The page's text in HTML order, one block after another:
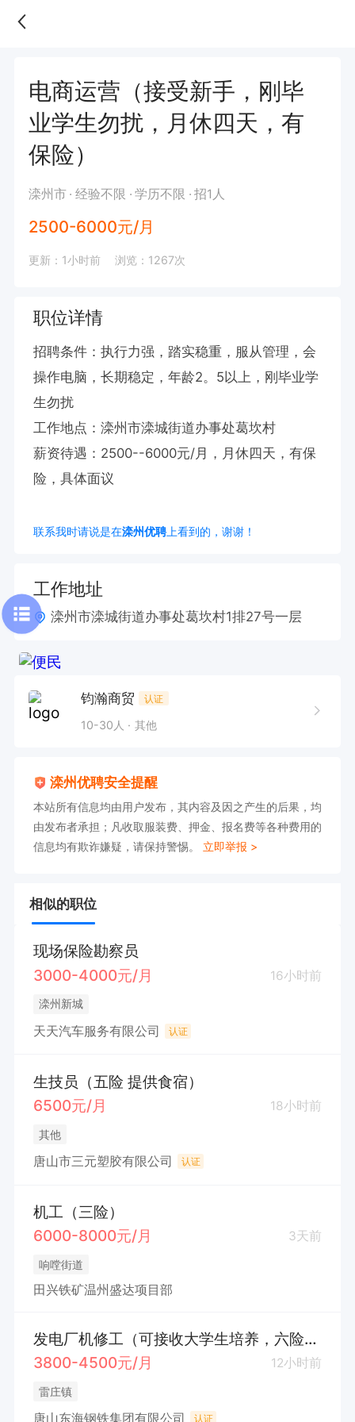
电商运营（接受新手，刚毕
业学生勿扰，月休四天，有
保险）
滦州市 经验不限 学历不限 招1人
2500-6000元/月
更新：1小时前 浏览：1267次
职位详情
招聘条件：执行力强，踏实稳重，服从管理，会
操作电脑，长期稳定，年龄2。5以上，刚毕业学
生勿扰
工作地点：滦州市滦城街道办事处葛坎村
薪资待遇：2500--6000元/月，月休四天，有保
险，具体面议
联系我时请说是在滦州优聘上看到的，谢谢！
工作地址
滦州市滦城街道办事处葛坎村1排27号一层
钧瀚商贸 认证
10-30人 其他
滦州优聘安全提醒
本站所有信息均由用户发布，其内容及因之产生的后果，均
由发布者承担；凡收取服装费、押金、报名费等各种费用的
信息均有欺诈嫌疑，请保持警惕。 立即举报 >
相似的职位
现场保险勘察员
3000-4000元/月
16小时前
滦州新城
天天汽车服务有限公司 认证
生技员（五险 提供食宿）
6500元/月
18小时前
其他
唐山市三元塑胶有限公司 认证
机工（三险）
6000-8000元/月
3天前
响嘡街道
田兴铁矿温州盛达项目部
发电厂机修工（可接收大学生培养，六险一金）
3800-4500元/月
12小时前
雷庄镇
唐山东海钢铁集团有限公司 认证